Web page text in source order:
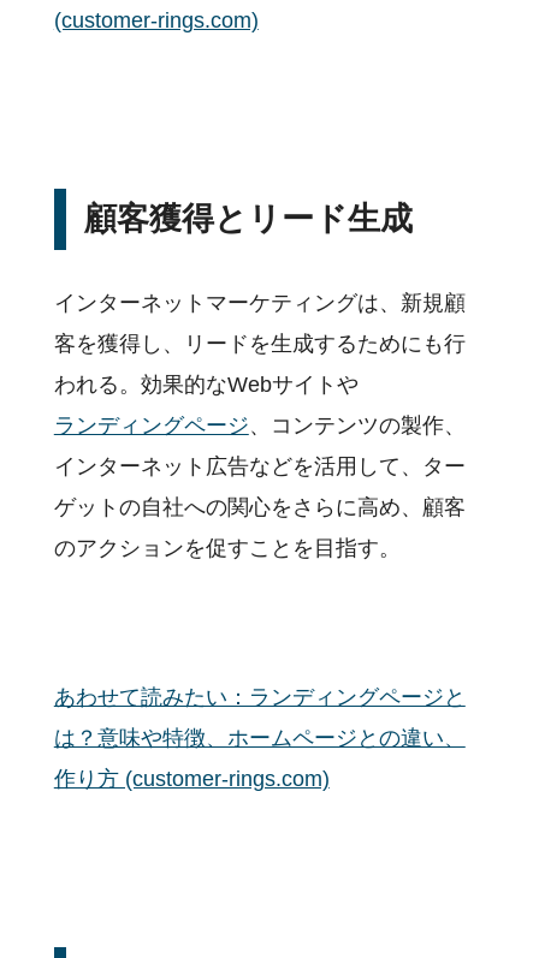
(customer-rings.com)
顧客獲得とリード生成
インターネットマーケティングは、新規顧
客を獲得し、リードを生成するためにも行
われる。効果的なWebサイトや
ランディングページ、コンテンツの製作、
インターネット広告などを活用して、ター
ゲットの自社への関心をさらに高め、顧客
のアクションを促すことを目指す。
あわせて読みたい：ランディングページと
は？意味や特徴、ホームページとの違い、
作り方 (customer-rings.com)